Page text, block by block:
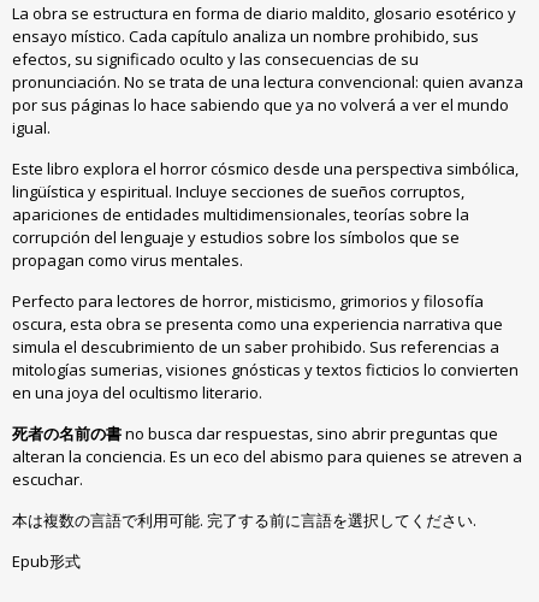
La obra se estructura en forma de diario maldito, glosario esotérico y
ensayo místico. Cada capítulo analiza un nombre prohibido, sus
efectos, su significado oculto y las consecuencias de su
pronunciación. No se trata de una lectura convencional: quien avanza
por sus páginas lo hace sabiendo que ya no volverá a ver el mundo
igual.
Este libro explora el horror cósmico desde una perspectiva simbólica,
lingüística y espiritual. Incluye secciones de sueños corruptos,
apariciones de entidades multidimensionales,teorías sobre la
corrupción del lenguaje y estudios sobre los símbolos que se
propagan como virus mentales.
Perfecto para lectores de horror,misticismo, grimorios y filosofía
oscura,esta obra se presenta como una experiencia narrativa que
simula el descubrimiento de un saber prohibido. Sus referencias a
mitologías sumerias,visiones gnósticas y textos ficticios lo convierten
en una joya del ocultismo literario.
死者の名前の書no busca dar respuestas, sino abrir preguntas que
alteran la conciencia. Es un eco del abismo para quienes se atreven a
escuchar.
本は複数の言語で利用可能. 完了する前に言語を選択してください.
Epub形式